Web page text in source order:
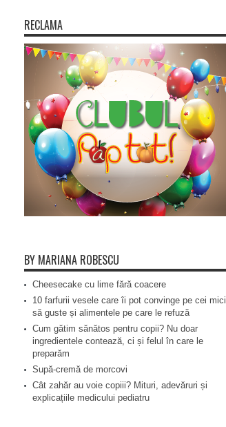
RECLAMA
BY MARIANA ROBESCU
Cheesecake cu lime fără coacere
10 farfurii vesele care îi pot convinge pe cei mici
să guste și alimentele pe care le refuză
Cum gătim sănătos pentru copii? Nu doar
ingredientele contează, ci și felul în care le
preparăm
Supă-cremă de morcovi
Cât zahăr au voie copiii? Mituri, adevăruri și
explicațiile medicului pediatru